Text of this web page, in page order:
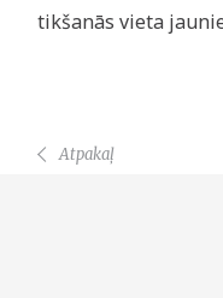
tikšanās vieta
Atpakaļ